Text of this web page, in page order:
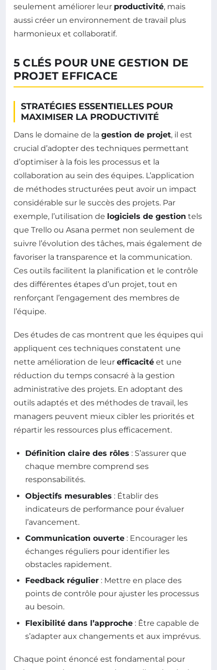
seulement améliorer leur productivité, mais
aussi créer un environnement de travail plus
harmonieux et collaboratif.
5 CLÉS POUR UNE GESTION DE
PROJET EFFICACE
STRATÉGIES ESSENTIELLES POUR
MAXIMISER LA PRODUCTIVITÉ
Dans le domaine de la gestion de projet, il est
crucial d’adopter des techniques permettant
d’optimiser à la fois les processus et la
collaboration au sein des équipes. L’application
de méthodes structurées peut avoir un impact
considérable sur le succès des projets. Par
exemple, l’utilisation de logiciels de gestion tels
que Trello ou Asana permet non seulement de
suivre l’évolution des tâches, mais également de
favoriser la transparence et la communication.
Ces outils facilitent la planification et le contrôle
des différentes étapes d’un projet, tout en
renforçant l’engagement des membres de
l’équipe.
Des études de cas montrent que les équipes qui
appliquent ces techniques constatent une
nette amélioration de leur efficacité et une
réduction du temps consacré à la gestion
administrative des projets. En adoptant des
outils adaptés et des méthodes de travail, les
managers peuvent mieux cibler les priorités et
répartir les ressources plus efficacement.
Définition claire des rôles : S’assurer que
chaque membre comprend ses
responsabilités.
Objectifs mesurables : Établir des
indicateurs de performance pour évaluer
l’avancement.
Communication ouverte : Encourager les
échanges réguliers pour identifier les
obstacles rapidement.
Feedback régulier : Mettre en place des
points de contrôle pour ajuster les processus
au besoin.
Flexibilité dans l’approche : Être capable de
s’adapter aux changements et aux imprévus.
Chaque point énoncé est fondamental pour